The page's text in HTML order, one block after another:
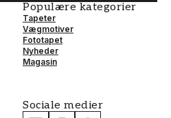
Populære kategorier
Tapeter
Vægmotiver
Fototapet
Nyheder
Magasin
Sociale medier